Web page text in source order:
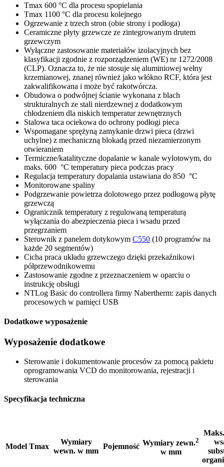
Tmax 600 °C dla procesu spopielania
Tmax 1100 °C dla procesu kolejnego
Ogrzewanie z trzech stron (obie strony i podłoga)
Ceramiczne płyty grzewcze ze zintegrowanym drutem
grzewczym
Wyłączne zastosowanie materiałów izolacyjnych bez
klasyfikacji zgodnie z rozporządzeniem (WE) nr 1272/2008
(CLP). Oznacza to, że nie stosuje się aluminiowej wełny
krzemianowej, znanej również jako włókno RCF, która jest
zakwalifikowana i może być rakotwórcza.
Obudowa o podwójnej ścianie wykonana z blach
strukturalnych ze stali nierdzewnej z dodatkowym
chłodzeniem dla niskich temperatur zewnętrznych
Stalowa taca ociekowa do ochrony podłogi pieca
Wspomagane sprężyną zamykanie drzwi pieca (drzwi
uchylne) z mechaniczną blokadą przed niezamierzonym
otwieraniem
Termiczne/katalityczne dopalanie w kanale wylotowym, do
maks. 600 °C temperatury pieca podczas pracy
Regulacja temperatury dopalania ustawiana do 850 °C
Monitorowane spaliny
Podgrzewanie powietrza dolotowego przez podłogową płytę
grzewczą
Ogranicznik temperatury z regulowaną temperaturą
wyłączania do abezpieczenia pieca i wsadu przed
przegrzaniem
Sterownik z panelem dotykowym C550 (10 programów na
każde 20 segmentów)
Cicha praca układu grzewczego dzięki przekaźnikowi
półprzewodnikowemu
Zastosowanie zgodne z przeznaczeniem w oparciu o
instrukcję obsługi
NTLog Basic do controllera firmy Nabertherm: zapis danych
procesowych w pamięci USB
Dodatkowe wyposażenie
Wyposażenie dodatkowe
Sterowanie i dokumentowanie procesów za pomocą pakietu
oprogramowania VCD do monitorowania, rejestracji i
sterowania
Specyfikacja techniczna
Model Tmax
Wymiary
wewn. w mm
Pojemność Wymiary zewn.2
w mm